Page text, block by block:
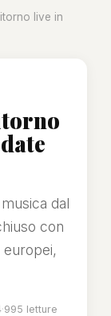
live in
dal
con
·995 letture